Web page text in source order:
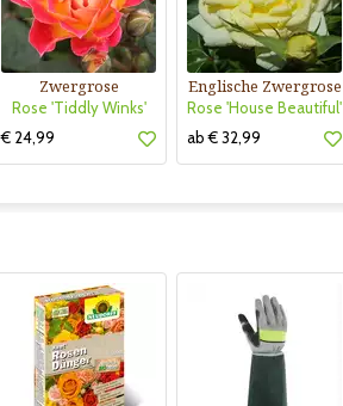
Zwergrose
Rose 'Tiddly Winks'
€ 24,99
Englische Zwergrose
Rose 'House Beautiful'
ab € 32,99